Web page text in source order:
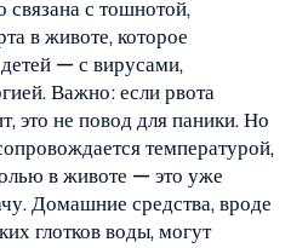
связана с тошнотой,
в животе, которое
— с вирусами,
Важно: если рвота
это не повод для паники. Но
температурой,
в животе — это уже
Домашние средства, вроде
глотков воды, могут